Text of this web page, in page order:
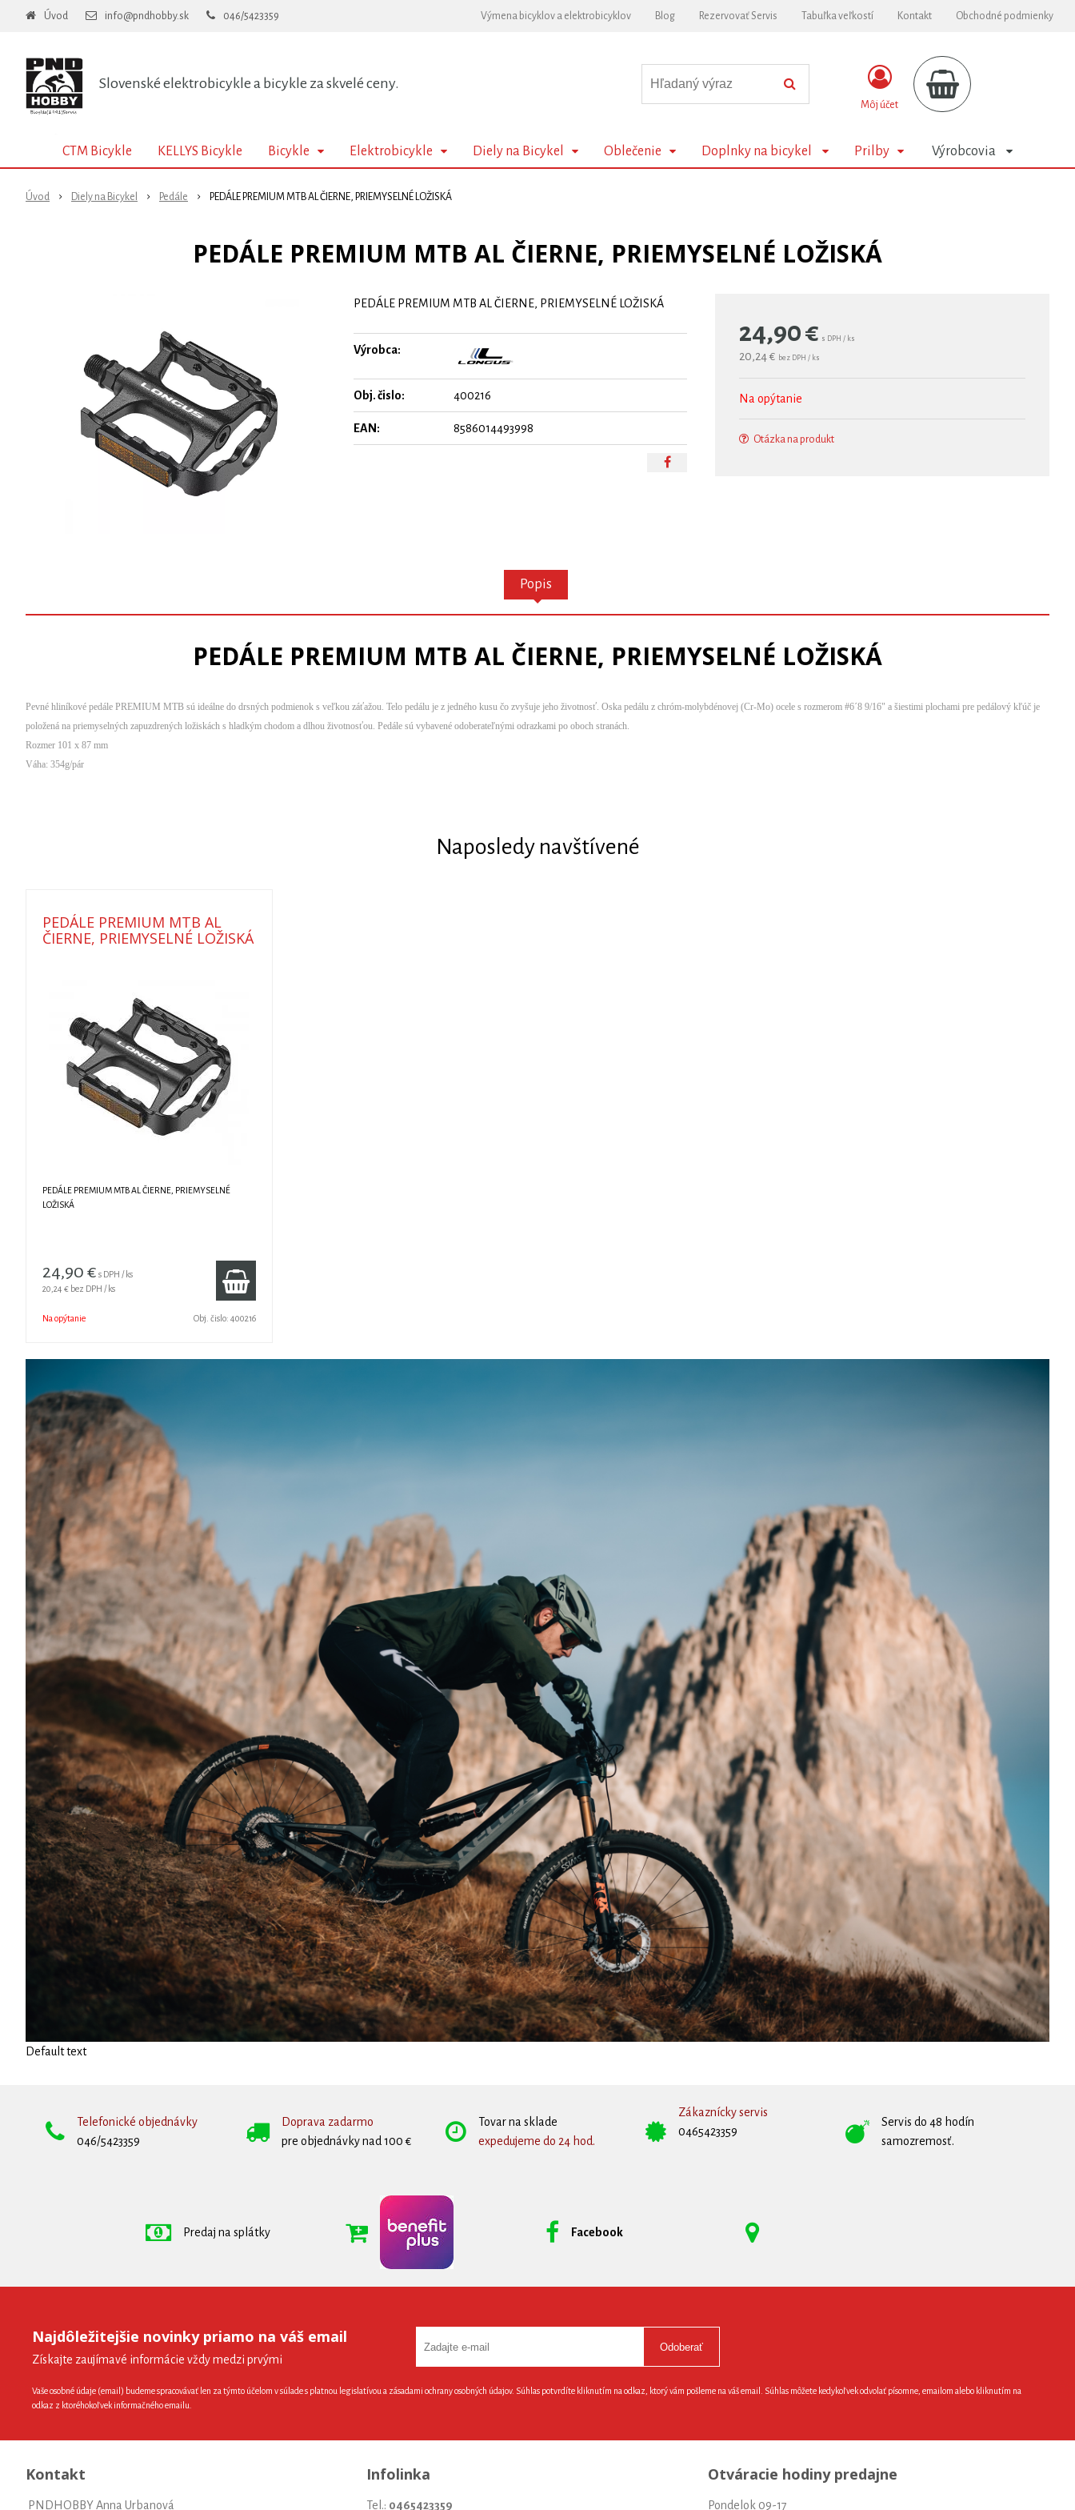
Slovenské elektrobicykle a bicykle za skvelé ceny.
Úvod info@pndhobby.sk 046/5423359 Výmena bicyklov a elektrobicyklov Blog Rezervovať Servis Tabuľka veľkostí Kontakt Obchodné podmienky
Môj účet
CTM Bicykle KELLYS Bicykle Bicykle Elektrobicykle Diely na Bicykel Oblečenie Doplnky na bicykel Prilby Výrobcovia
Úvod Diely na Bicykel Pedále PEDÁLE PREMIUM MTB AL ČIERNE, PRIEMYSELNÉ LOŽISKÁ
PEDÁLE PREMIUM MTB AL ČIERNE, PRIEMYSELNÉ LOŽISKÁ
24,90€ s DPH / ks
20,24 € bez DPH / ks
Na opýtanie
Otázka na produkt
PEDÁLE PREMIUM MTB AL ČIERNE, PRIEMYSELNÉ LOŽISKÁ
Výrobca:
Obj. čislo: 400216
EAN: 8586014493998
Popis
PEDÁLE PREMIUM MTB AL ČIERNE, PRIEMYSELNÉ LOŽISKÁ
Pevné hliníkové pedále PREMIUM MTB sú ideálne do drsných podmienok s veľkou záťažou. Telo pedálu je z jedného kusu čo zvyšuje jeho životnosť. Oska pedálu z chróm-molybdénovej (Cr-Mo) ocele s rozmerom #6´8 9/16" a šiestimi plochami pre pedálový kľúč je
položená na priemyselných zapuzdrených ložiskách s hladkým chodom a dlhou životnosťou. Pedále sú vybavené odoberateľnými odrazkami po oboch stranách.
Rozmer 101 x 87 mm
Váha: 354g/pár
Naposledy navštívené
PEDÁLE PREMIUM MTB AL
ČIERNE, PRIEMYSELNÉ LOŽISKÁ
PEDÁLE PREMIUM MTB AL ČIERNE, PRIEMYSELNÉ
LOŽISKÁ
24,90 € s DPH / ks
20,24 € bez DPH / ks
Na opýtanie Obj. čislo: 400216
Default text
Telefonické objednávky
046/5423359
Doprava zadarmo
pre objednávky nad 100 €
Tovar na sklade
expedujeme do 24 hod.
Zákaznícky servis
0465423359
Servis do 48 hodín
samozremosť.
Predaj na splátky Facebook
Najdôležitejšie novinky priamo na váš email
Získajte zaujímavé informácie vždy medzi prvými
Odoberať
Vaše osobné údaje (email) budeme spracovávať len za týmto účelom v súlade s platnou legislatívou a zásadami ochrany osobných údajov. Súhlas potvrdíte kliknutím na odkaz, ktorý vám pošleme na váš email. Súhlas môžete kedykoľvek odvolať písomne, emailom alebo kliknutím na
odkaz z ktoréhokoľvek informačného emailu.
Kontakt
PNDHOBBY Anna Urbanová
Infolinka
Tel.: 0465423359
Otváracie hodiny predajne
Pondelok 09-17